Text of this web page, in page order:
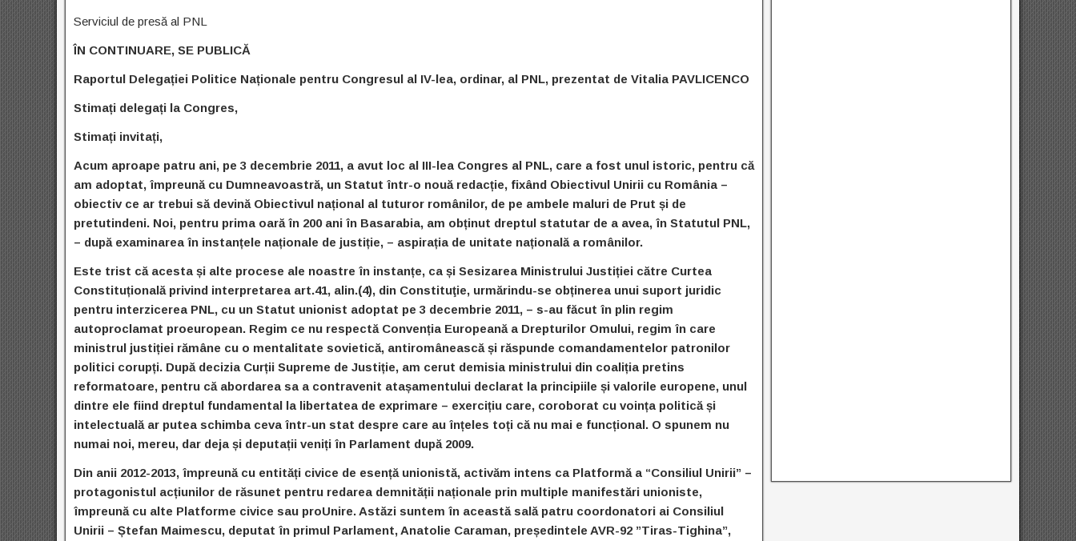
Serviciul de presă al PNL
ÎN CONTINUARE, SE PUBLICĂ
Raportul Delegației Politice Naționale pentru Congresul al IV-lea, ordinar, al PNL, prezentat de Vitalia PAVLICENCO
Stimați delegați la Congres,
Stimați invitați,
Acum aproape patru ani, pe 3 decembrie 2011, a avut loc al III-lea Congres al PNL, care a fost unul istoric, pentru că
am adoptat, împreună cu Dumneavoastră, un Statut într-o nouă redacție, fixând Obiectivul Unirii cu România –
obiectiv ce ar trebui să devină Obiectivul național al tuturor românilor, de pe ambele maluri de Prut și de
pretutindeni. Noi, pentru prima oară în 200 ani în Basarabia, am obținut dreptul statutar de a avea, în Statutul PNL,
– după examinarea în instanțele naționale de justiție, – aspirația de unitate națională a românilor.
Este trist că acesta și alte procese ale noastre în instanțe, ca și Sesizarea Ministrului Justiției către Curtea
Constituțională privind interpretarea art.41, alin.(4), din Constituţie, urmărindu-se obținerea unui suport juridic
pentru interzicerea PNL, cu un Statut unionist adoptat pe 3 decembrie 2011, – s-au făcut în plin regim
autoproclamat proeuropean. Regim ce nu respectă Convenția Europeană a Drepturilor Omului, regim în care
ministrul justiției rămâne cu o mentalitate sovietică, antiromânească și răspunde comandamentelor patronilor
politici corupți. După decizia Curții Supreme de Justiție, am cerut demisia ministrului din coaliția pretins
reformatoare, pentru că abordarea sa a contravenit atașamentului declarat la principiile și valorile europene, unul
dintre ele fiind dreptul fundamental la libertatea de exprimare – exercițiu care, coroborat cu voința politică și
intelectuală ar putea schimba ceva într-un stat despre care au înțeles toți că nu mai e funcțional. O spunem nu
numai noi, mereu, dar deja și deputații veniți în Parlament după 2009.
Din anii 2012-2013, împreună cu entități civice de esență unionistă, activăm intens ca Platformă a “Consiliul Unirii” –
protagonistul acțiunilor de răsunet pentru redarea demnității naționale prin multiple manifestări unioniste,
împreună cu alte Platforme civice sau proUnire. Astăzi suntem în această sală patru coordonatori ai Consiliul
Unirii – Ștefan Maimescu, deputat în primul Parlament, Anatolie Caraman, președintele AVR-92 ”Tiras-Tighina”,